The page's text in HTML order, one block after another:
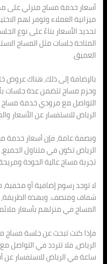
أسعار خدمة مساج منزلي على
ميزانية العملاء وتوفر لهم
تحديد الأسعار بناءً على نوع
المتاحة جلسات مثل المساج
العميق.
بالإضافة إلى ذلك، هناك عروض
وحزم مساج تتضمن عدة جلسات
الرياض للاستفسار عن الأسعار
وبصفة عامة، فإن أسعار خدمة
الرياض تكون في متناول
تجربة مساج عالية الجودة
لا توجد رسوم إضافية أو
شفاف ومنصف. وبهذه الطريقة،
المساج في منزلهم بأسعار
فإذا كنت تبحث عن جلسة مساج
ساعة في الرياض للاستفسار عن